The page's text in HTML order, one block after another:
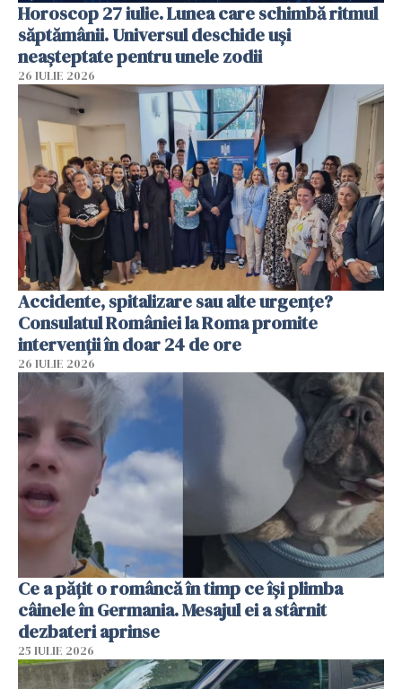
Horoscop 27 iulie. Lunea care schimbă ritmul
săptămânii. Universul deschide uși
neașteptate pentru unele zodii
26 IULIE 2026
Accidente, spitalizare sau alte urgențe?
Consulatul României la Roma promite
intervenții în doar 24 de ore
26 IULIE 2026
Ce a pățit o româncă în timp ce își plimba
câinele în Germania. Mesajul ei a stârnit
dezbateri aprinse
25 IULIE 2026